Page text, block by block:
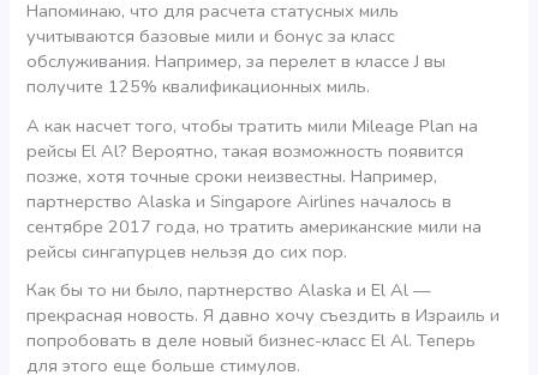
Напоминаю, что для расчета статусных миль
учитываются базовые мили и бонус за класс
обслуживания. Например, за перелет в классе J вы
получите 125% квалификационных миль.
А как насчет того, чтобы тратить мили Mileage Plan на
рейсы El Al? Вероятно, такая возможность появится
позже, хотя точные сроки неизвестны. Например,
партнерство Alaska и Singapore Airlines началось в
сентябре 2017 года, но тратить американские мили на
рейсы сингапурцев нельзя до сих пор.
Как бы то ни было, партнерство Alaska и El Al —
прекрасная новость. Я давно хочу съездить в Израиль и
попробовать в деле новый бизнес-класс El Al. Теперь
для этого еще больше стимулов.